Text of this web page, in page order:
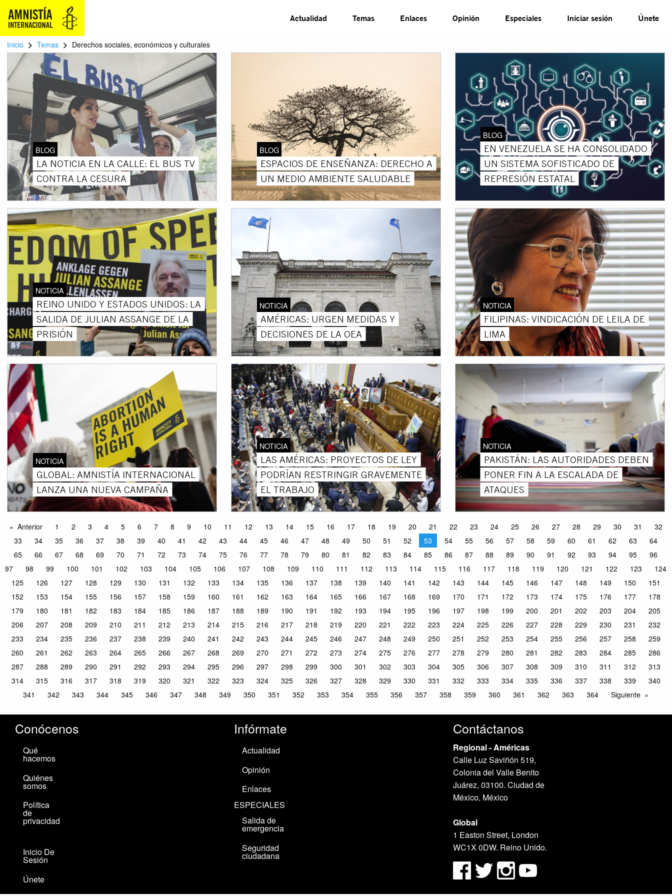
Actualidad Temas Enlaces Opinión Especiales Iniciar sesión Únete
Inicio > Temas > Derechos sociales, económicos y culturales
BLOG
LA NOTICIA EN LA CALLE: EL BUS TV
CONTRA LA CESURA
BLOG
ESPACIOS DE ENSEÑANZA: DERECHO A
UN MEDIO AMBIENTE SALUDABLE
BLOG
EN VENEZUELA SE HA CONSOLIDADO
UN SISTEMA SOFISTICADO DE
REPRESIÓN ESTATAL
NOTICIA
REINO UNIDO Y ESTADOS UNIDOS: LA
SALIDA DE JULIAN ASSANGE DE LA
PRISIÓN
NOTICIA
AMÉRICAS: URGEN MEDIDAS Y
DECISIONES DE LA OEA
NOTICIA
FILIPINAS: VINDICACIÓN DE LEILA DE
LIMA
NOTICIA
GLOBAL: AMNISTÍA INTERNACIONAL
LANZA UNA NUEVA CAMPAÑA
NOTICIA
LAS AMÉRICAS: PROYECTOS DE LEY
PODRÍAN RESTRINGIR GRAVEMENTE
EL TRABAJO
NOTICIA
PAKISTÁN: LAS AUTORIDADES DEBEN
PONER FIN A LA ESCALADA DE
ATAQUES
Anterior 1 2 3 4 5 6 7 8 9 10 11 12 13 14 15 16 17 18 19 20 21 22 23 24 25 26 27 28 29 30 31
32
33
34 35 36 37 38 39 40 41 42 43 44 45 46 47 48 49 50 51 52 53 54 55 56 57 58 59 60 61 62 63
64
65
66 67 68 69 70 71 72 73 74 75 76 77 78 79 80 81 82 83 84 85 86 87 88 89 90 91 92 93 94 95
96
97
98 99 100 101 102 103 104 105 106 107 108 109 110 111 112 113 114 115 116 117 118 119 120 121 122 123
124
125
126 127 128 129 130 131 132 133 134 135 136 137 138 139 140 141 142 143 144 145 146 147 148 149 150
151
152
153 154 155 156 157 158 159 160 161 162 163 164 165 166 167 168 169 170 171 172 173 174 175 176 177
178
179
180 181 182 183 184 185 186 187 188 189 190 191 192 193 194 195 196 197 198 199 200 201 202 203 204
205
206
207 208 209 210 211 212 213 214 215 216 217 218 219 220 221 222 223 224 225 226 227 228 229 230 231
232
233
234 235 236 237 238 239 240 241 242 243 244 245 246 247 248 249 250 251 252 253 254 255 256 257 258
259
260
261 262 263 264 265 266 267 268 269 270 271 272 273 274 275 276 277 278 279 280 281 282 283 284 285
286
287
288 289 290 291 292 293 294 295 296 297 298 299 300 301 302 303 304 305 306 307 308 309 310 311 312
313
314
315 316 317 318 319 320 321 322 323 324 325 326 327 328 329 330 331 332 333 334 335 336 337 338 339
340
341
342 343 344 345 346 347 348 349 350 351 352 353 354 355 356 357 358 359 360 361 362 363 364 Siguiente
Conócenos
Qué
hacemos
Quiénes
somos
Política
de
privacidad
Inicio De
Sesión
Únete
Infórmate
Actualidad
Opinión
Enlaces
ESPECIALES
Salida de
emergencia
Seguridad
ciudadana
Contáctanos
Regional - Américas
Calle Luz Saviñón 519,
Colonia del Valle Benito
Juárez, 03100. Ciudad de
México, México
Global
1 Easton Street, London
WC1X 0DW. Reino Unido.